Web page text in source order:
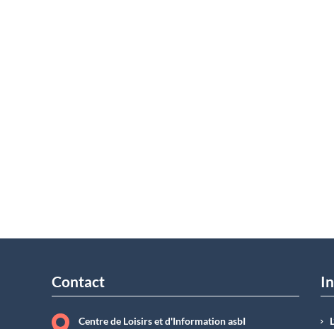
Contact
Centre de Loisirs et d'Information asbI